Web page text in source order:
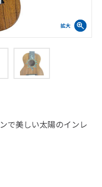
で美しい太陽のインレ